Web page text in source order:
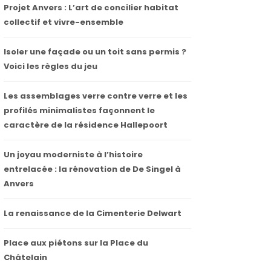
Projet Anvers : L’art de concilier habitat
collectif et vivre-ensemble
Isoler une façade ou un toit sans permis ?
Voici les règles du jeu
Les assemblages verre contre verre et les
profilés minimalistes façonnent le
caractère de la résidence Hallepoort
Un joyau moderniste à l’histoire
entrelacée : la rénovation de De Singel à
Anvers
La renaissance de la Cimenterie Delwart
Place aux piétons sur la Place du
Châtelain